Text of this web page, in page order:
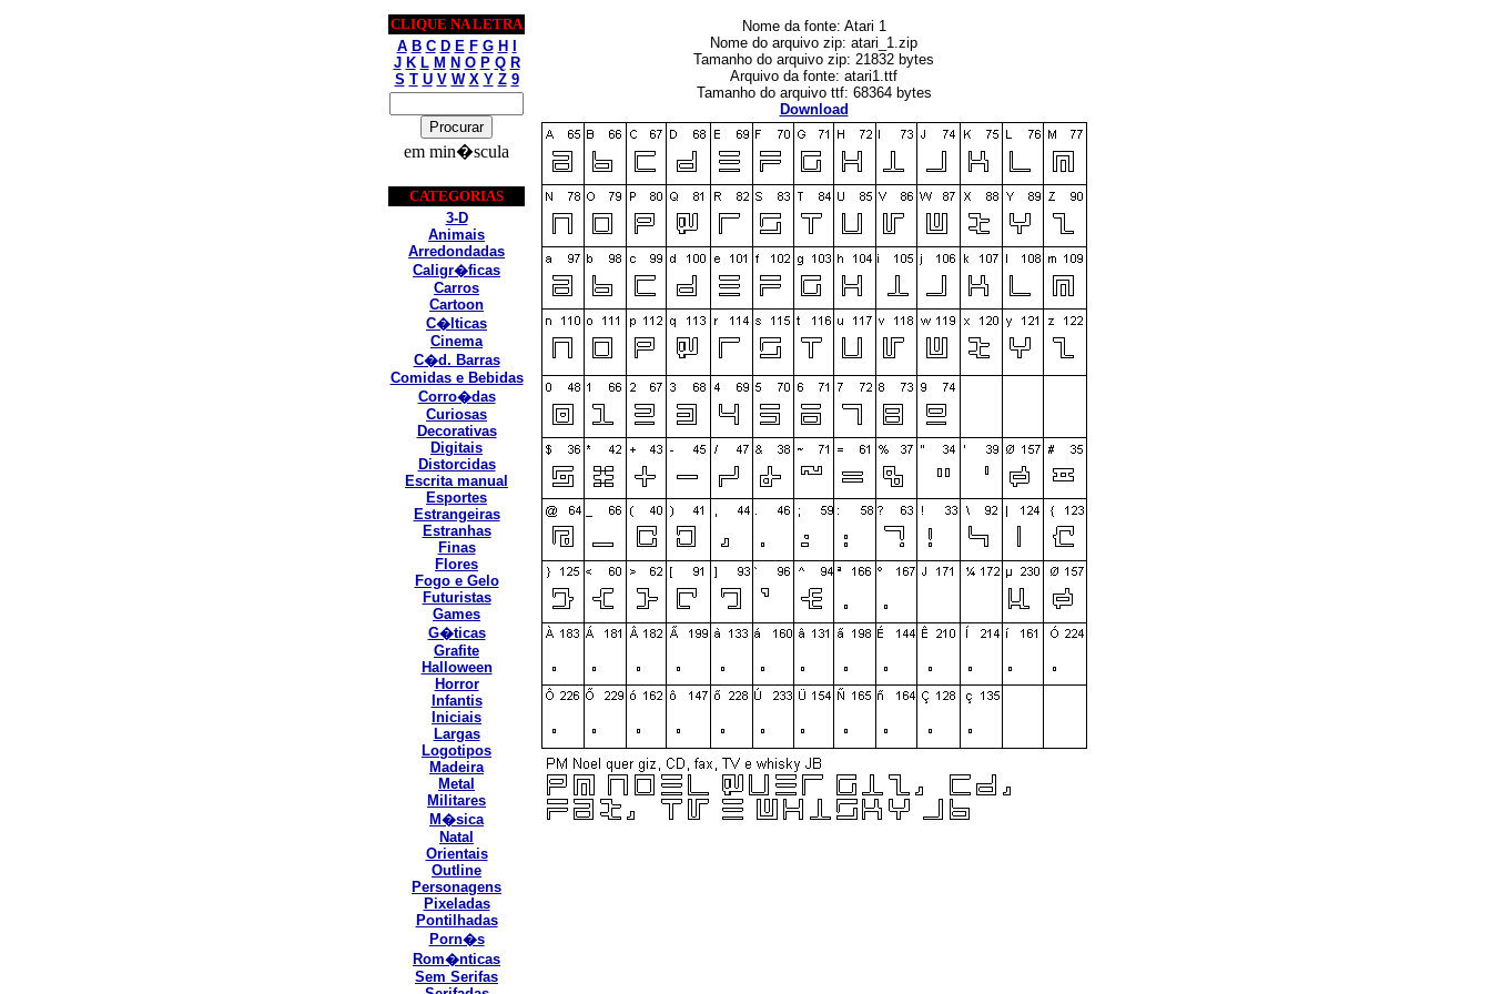
CLIQUE NA LETRA
A B C D E F G H
J K L M N O P Q R
S T U V W X Y Z 9
em min�scula
CATEGORIAS
3-D
Animais
Arredondadas
Caligr�ficas
Carros
Cartoon
C�lticas
Cinema
C�d. Barras
Comidas e Bebidas
Corro�das
Curiosas
Decorativas
Digitais
Distorcidas
Escrita manual
Esportes
Estrangeiras
Estranhas
Finas
Flores
Fogo e Gelo
Futuristas
Games
G�ticas
Grafite
Halloween
Horror
Infantis
Iniciais
Largas
Logotipos
Madeira
Metal
Militares
M�sica
Natal
Orientais
Outline
Personagens
Pixeladas
Pontilhadas
Porn�s
Rom�nticas
Sem Serifas
Nome da fonte: Atari 1
Nome do arquivo zip: atari_1.zip
Tamanho do arquivo zip: 21832 bytes
Arquivo da fonte: atari1.ttf
Tamanho do arquivo ttf: 68364 bytes
Download